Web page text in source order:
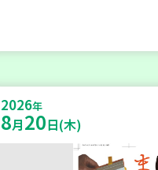
2026年
8月20日(木)